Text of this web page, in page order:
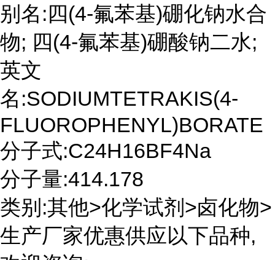
别名:四(4-氟苯基)硼化钠水合
物; 四(4-氟苯基)硼酸钠二水;
英文
名:SODIUMTETRAKIS(4-
FLUOROPHENYL)BORATE
分子式:C24H16BF4Na
分子量:414.178
类别:其他>化学试剂>卤化物>
生产厂家优惠供应以下品种,